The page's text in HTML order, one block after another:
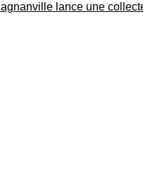
lance une